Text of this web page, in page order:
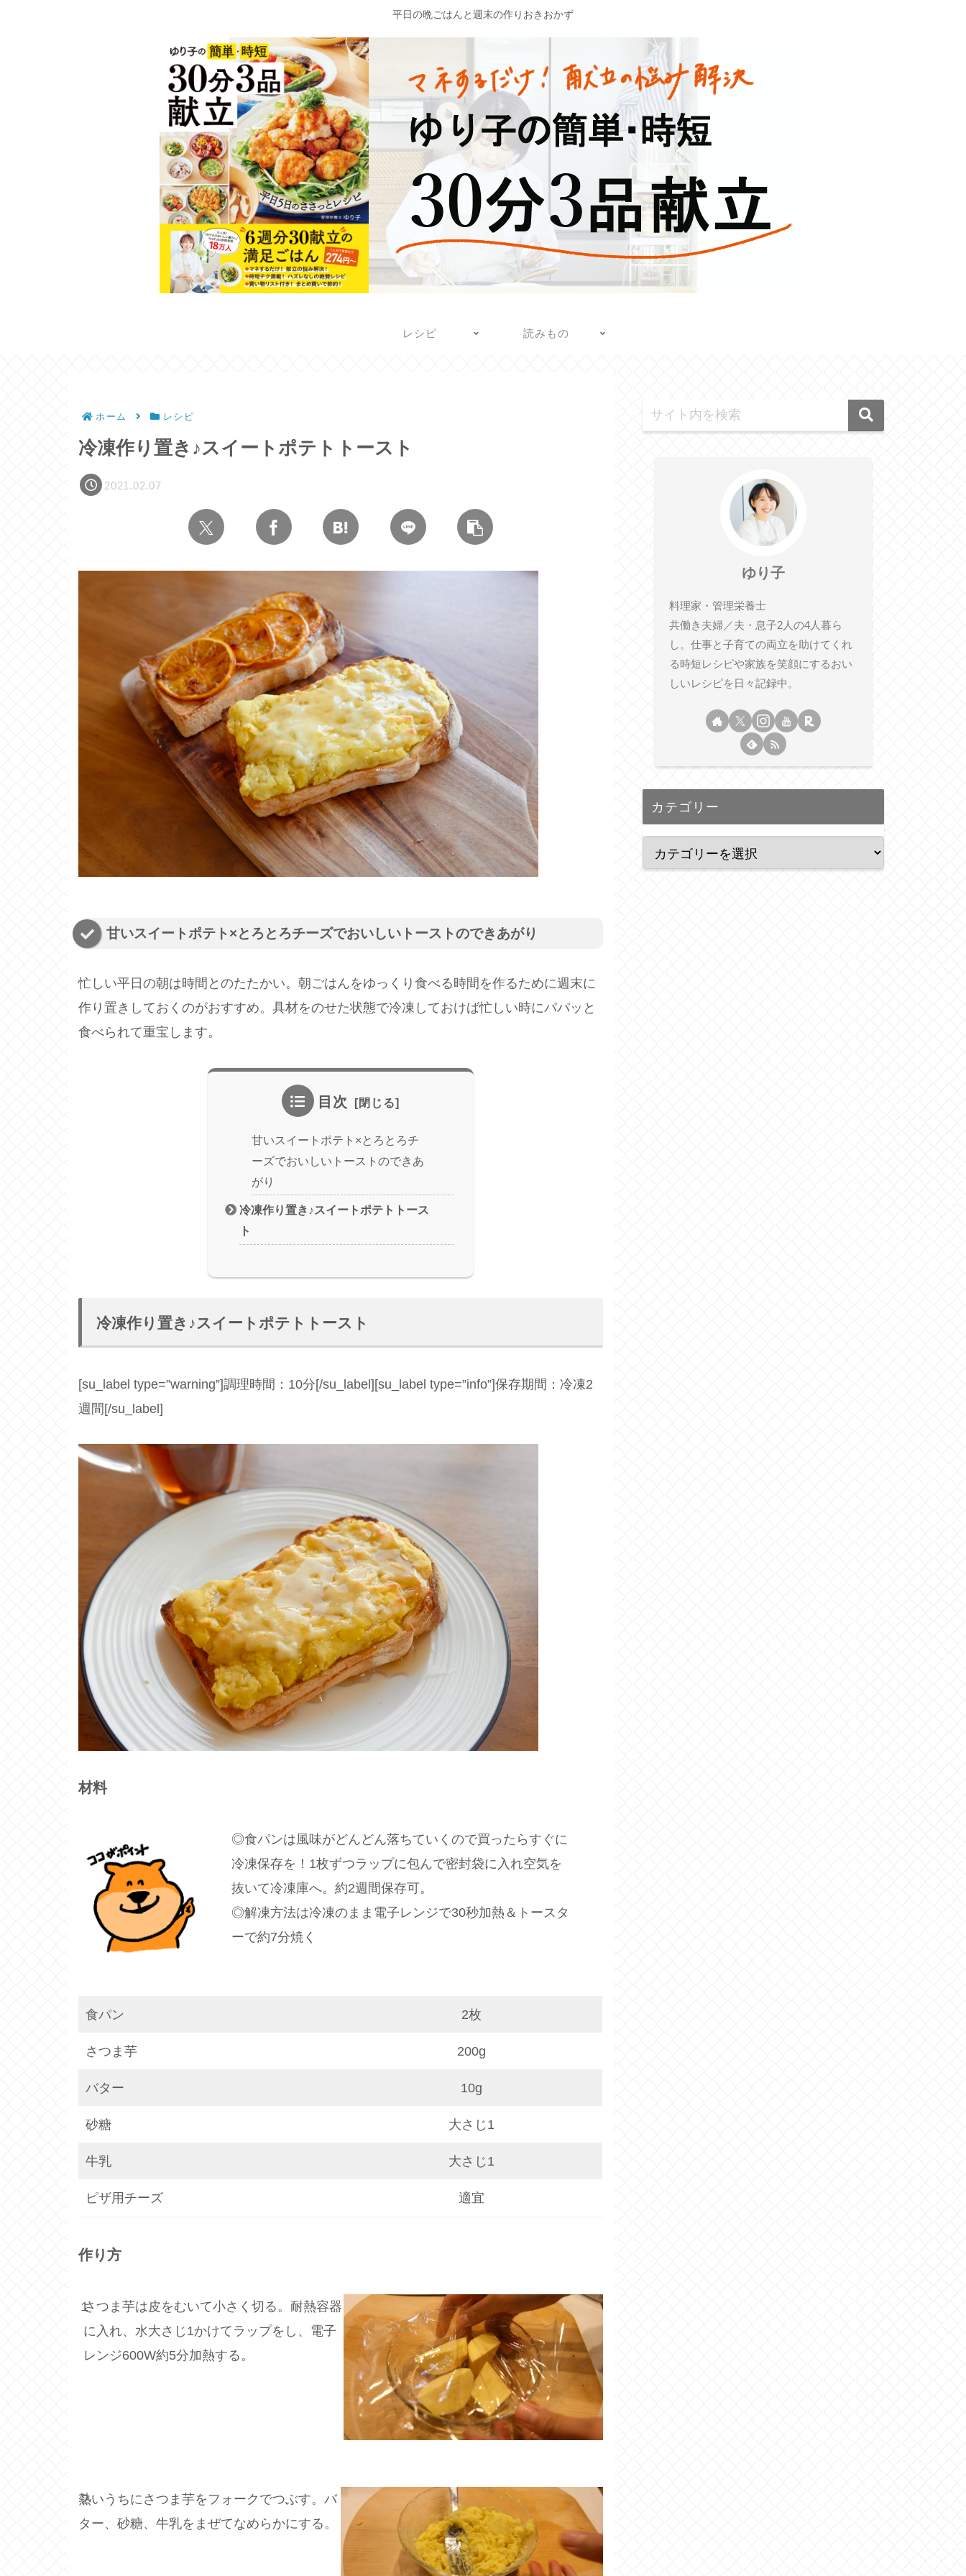
平日の晩ごはんと週末の作りおきおかず
レシピ 読みもの
ホーム レシピ
冷凍作り置き♪スイートポテトトースト
2021.02.07
甘いスイートポテト×とろとろチーズでおいしいトーストのできあがり
忙しい平日の朝は時間とのたたかい。朝ごはんをゆっくり食べる時間を作るために週末に
作り置きしておくのがおすすめ。具材をのせた状態で冷凍しておけば忙しい時にパパッと
食べられて重宝します。
目次
甘いスイートポテト×とろとろチ
ーズでおいしいトーストのできあ
がり
冷凍作り置き♪スイートポテトトース
ト
冷凍作り置き♪スイートポテトトースト
[su_label type=”warning”]調理時間：10分[/su_label][su_label type=”info”]保存期間：冷凍2
週間[/su_label]
材料
◎食パンは風味がどんどん落ちていくので買ったらすぐに
冷凍保存を！1枚ずつラップに包んで密封袋に入れ空気を
抜いて冷凍庫へ。約2週間保存可。
◎解凍方法は冷凍のまま電子レンジで30秒加熱＆トースタ
ーで約7分焼く
食パン 2枚
さつま芋 200g
バター 10g
砂糖 大さじ1
牛乳 大さじ1
ピザ用チーズ 適宜
作り方
１
さつま芋は皮をむいて小さく切る。耐熱容器
に入れ、水大さじ1かけてラップをし、電子
レンジ600W約5分加熱する。
２
熱いうちにさつま芋をフォークでつぶす。バ
ター、砂糖、牛乳をまぜてなめらかにする。
ゆり子
料理家・管理栄養士
共働き夫婦／夫・息子2人の4人暮ら
し。仕事と子育ての両立を助けてくれ
る時短レシピや家族を笑顔にするおい
しいレシピを日々記録中。
カテゴリー